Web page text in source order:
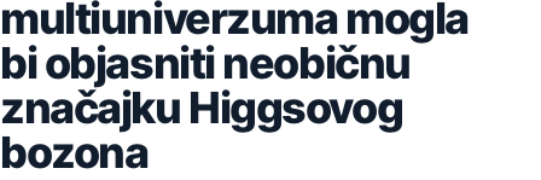
multiuniverzuma mogla
bi objasniti neobičnu
značajku Higgsovog
bozona